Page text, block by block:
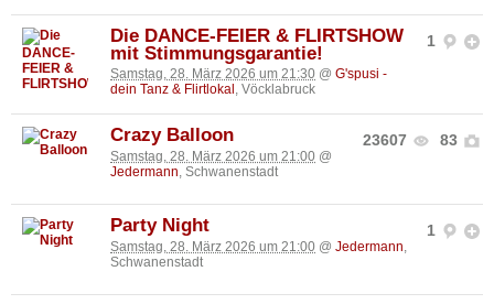
1
Die DANCE-FEIER & FLIRTSHOW
mit Stimmungsgarantie!
Samstag, 28. März 2026 um 21:30 @ G'spusi -
dein Tanz & Flirtlokal , Vöcklabruck
23607 83
Crazy Balloon
Samstag, 28. März 2026 um 21:00 @
Jedermann , Schwanenstadt
1
Party Night
Samstag, 28. März 2026 um 21:00 @ Jedermann
Schwanenstadt